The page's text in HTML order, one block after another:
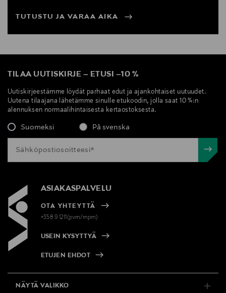
TUTUSTU JA VARAA AIKA
TILAA UUTISKIRJE – ETUSI –10 %
Uutiskirjeestämme löydät parhaat edut ja ajankohtaiset uutuudet.
Uutena tilaajana lähetämme sinulle etukoodin, jolla saat 10 %:n
alennuksen normaalihintaisesta kertaostoksesta.
Suomeksi På svenska
ASIAKASPALVELU
OTA YHTEYTTÄ
+358 9 1211(pvm/mpm)
USEIN KYSYTTYÄ
ETUJEN EHDOT
NÄYTÄ VALIKKO